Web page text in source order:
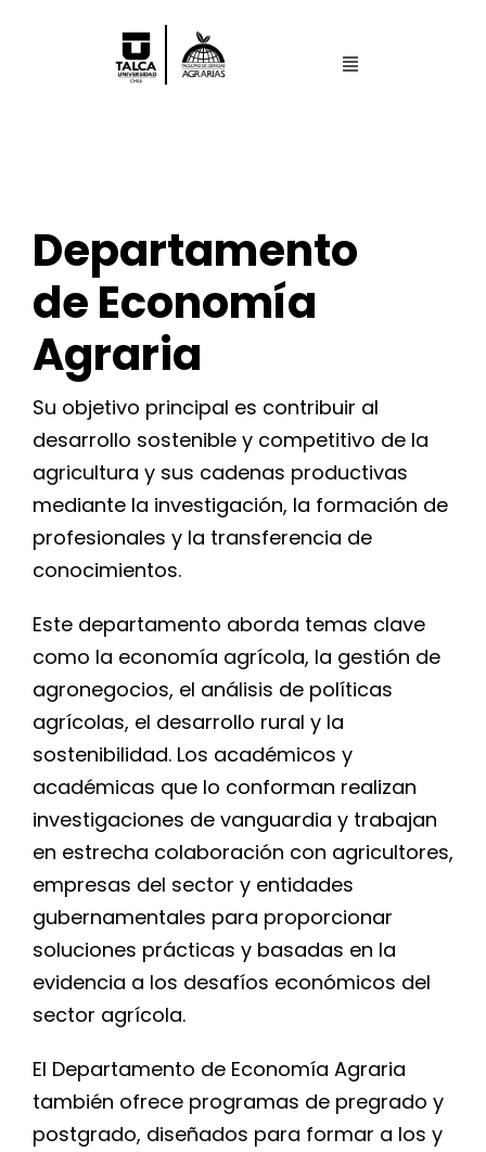
Toggle
Postgrado
Centros y Laboratorios
Investigación
Search
for:
Departamento
de Economía
Agraria
Su objetivo principal es contribuir al
desarrollo sostenible y competitivo de la
agricultura y sus cadenas productivas
mediante la investigación, la formación de
profesionales y la transferencia de
conocimientos.
Este departamento aborda temas clave
como la economía agrícola, la gestión de
agronegocios, el análisis de políticas
agrícolas, el desarrollo rural y la
sostenibilidad. Los académicos y
académicas que lo conforman realizan
investigaciones de vanguardia y trabajan
en estrecha colaboración con agricultores,
empresas del sector y entidades
gubernamentales para proporcionar
soluciones prácticas y basadas en la
evidencia a los desafíos económicos del
sector agrícola.
El Departamento de Economía Agraria
también ofrece programas de pregrado y
postgrado, diseñados para formar a los y